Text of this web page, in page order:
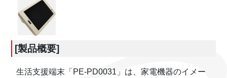
[製品概要]
生活支援端末「PE-PD0031」は、家電機器のイメー